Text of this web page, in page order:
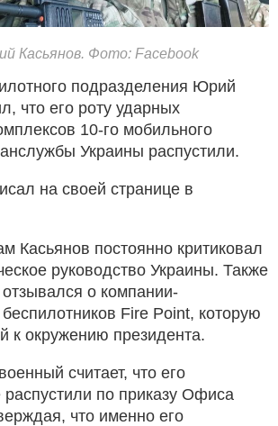
Касьянов. Фото: Facebook
подразделения Юрий
что его роту ударных
10-го мобильного
Украины распустили.
на своей странице в
Касьянов постоянно критиковал
руководство Украины. Также
отзывался о компании-
Fire Point, которую
к окружению президента.
считает, что его
по приказу Офиса
что именно его